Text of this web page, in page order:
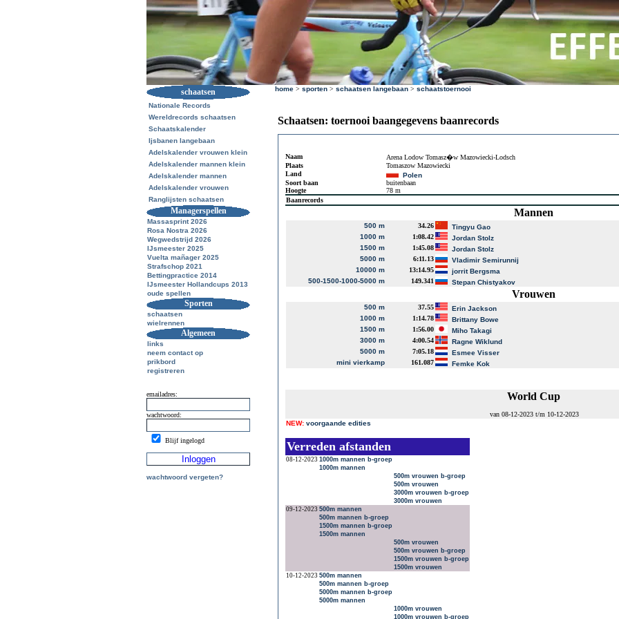
schaatsen
Nationale Records
Wereldrecords schaatsen
Schaatskalender
Ijsbanen langebaan
Adelskalender vrouwen klein
Adelskalender mannen klein
Adelskalender mannen
Adelskalender vrouwen
Ranglijsten schaatsen
Managerspellen
Massasprint 2026
Rosa Nostra 2026
Wegwedstrijd 2026
IJsmeester 2025
Vuelta mañager 2025
Strafschop 2021
Bettingpractice 2014
IJsmeester Hollandcups 2013
oude spellen
Sporten
schaatsen
wielrennen
Algemeen
links
neem contact op
prikbord
registreren
emailadres:
wachtwoord:
Blijf ingelogd
wachtwoord vergeten?
home > sporten > schaatsen langebaan > schaatstoernooi
Schaatsen: toernooi baangegevens baanrecords
Naam
Arena Lodow Tomasz�w Mazowiecki-Lodsch
Plaats
Tomaszow Mazowiecki
Land
Polen
Soort baan
buitenbaan
Hoogte
78 m
Baanrecords
Mannen
500 m 34.26 Tingyu Gao
1000 m
1:08.42 Jordan Stolz
1500 m
1:45.08 Jordan Stolz
5000 m
6:11.13 Vladimir Semirunnij
10000 m
13:14.95 jorrit Bergsma
500-1500-1000-5000 m
149.341 Stepan Chistyakov
Vrouwen
500 m 37.55 Erin Jackson
1000 m
1:14.78 Brittany Bowe
1500 m
1:56.00 Miho Takagi
3000 m
4:00.54 Ragne Wiklund
5000 m
7:05.18 Esmee Visser
mini vierkamp
161.087 Femke Kok
World Cup
van 08-12-2023 t/m 10-12-2023
NEW: voorgaande edities
Verreden afstanden
08-12-2023 1000m mannen b-groep
1000m mannen
500m vrouwen b-groep
500m vrouwen
3000m vrouwen b-groep
3000m vrouwen
09-12-2023 500m mannen
500m mannen b-groep
1500m mannen b-groep
1500m mannen
500m vrouwen
500m vrouwen b-groep
1500m vrouwen b-groep
1500m vrouwen
10-12-2023 500m mannen
500m mannen b-groep
5000m mannen b-groep
5000m mannen
1000m vrouwen
1000m vrouwen b-groep